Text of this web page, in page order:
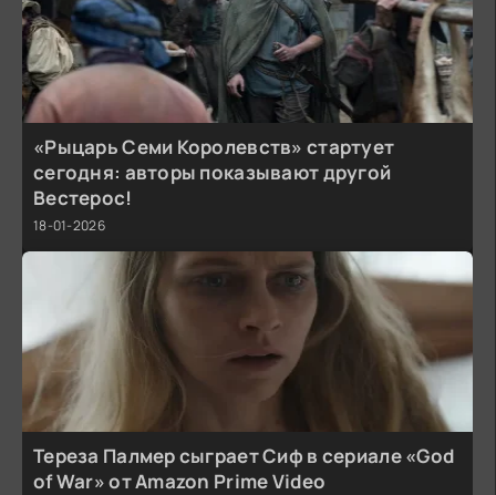
«Рыцарь Семи Королевств» стартует
сегодня: авторы показывают другой
Вестерос!
18-01-2026
Тереза Палмер сыграет Сиф в сериале «God
of War» от Amazon Prime Video